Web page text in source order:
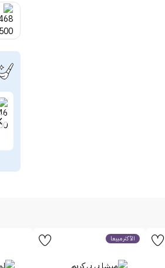
الأكثر مبيعاً